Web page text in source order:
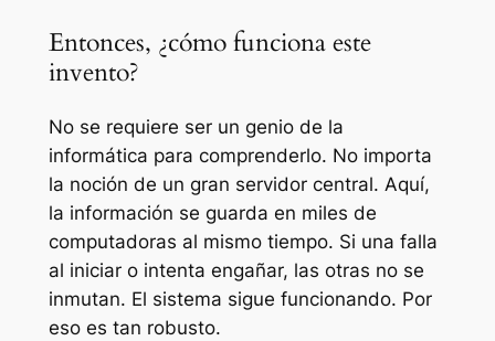
Entonces, ¿cómo funciona este
invento?
No se requiere ser un genio de la
informática para comprenderlo. No importa
la noción de un gran servidor central. Aquí,
la información se guarda en miles de
computadoras al mismo tiempo. Si una falla
al iniciar o intenta engañar, las otras no se
inmutan. El sistema sigue funcionando. Por
eso es tan robusto.